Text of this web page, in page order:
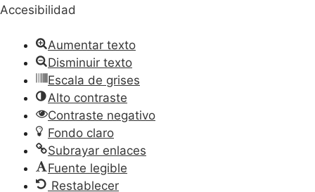
Accesibilidad
Aumentar texto
Disminuir texto
Escala de grises
Alto contraste
Contraste negativo
Fondo claro
Subrayar enlaces
Fuente legible
Restablecer